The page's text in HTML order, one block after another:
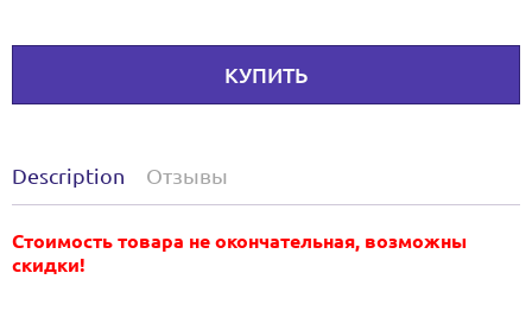
КУПИТЬ
Description Отзывы
Стоимость товара не окончательная, возможны
скидки!